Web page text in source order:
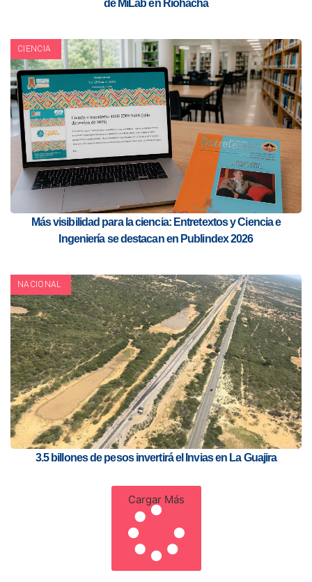
de MiLab en Riohacha
CIENCIA
Más visibilidad para la ciencia: Entretextos y Ciencia e
Ingeniería se destacan en Publindex 2026
NACIONAL
3.5 billones de pesos invertirá el Invias en La Guajira
Cargar Más